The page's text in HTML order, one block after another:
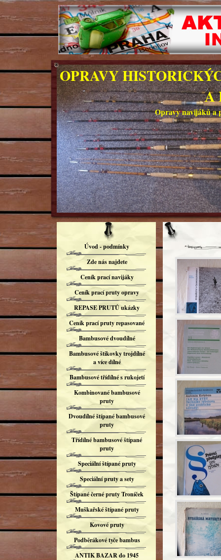
OPRAVY
A
Opravy navijáků a
Úvod - podmínky
Zde nás najdete
Ceník prací navijáky
Ceník prací pruty opravy
REPASE PRUTŮ ukázky
Ceník prací pruty repasované
Bambusové dvoudílné
Bambusové štikovky trojdílné
a více dílné
Bambusové třídílné s rukojetí
Kombinované bambusové
pruty
Dvoudílné štípané bambusové
pruty
Třídílné bambusové štípané
pruty
Speciální štípané pruty
Speciální pruty a sety
Štípané černé pruty Troníček
Muškařské štípané pruty
Kovové pruty
Podběrákové tyče bambus
ANTIK BAZAR do 1945